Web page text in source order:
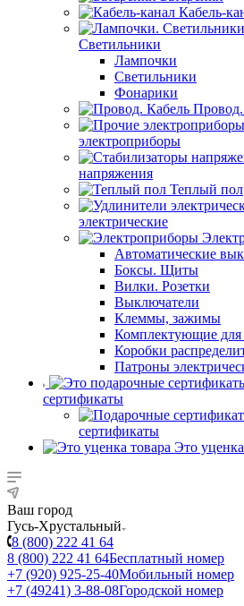
Кабель-
Светильники
Лампочки
Светильники
Фонарики
электроприборы
напряжения
Теплый пол
электрические
Автоматические
Боксы. Щиты
Вилки. Розетки
Выключатели
Клеммы, зажимы
Комплектующие для
Коробки
Патроны
сертификаты
сертификаты
Это
Ваш город
Гусь-Хрустальный
8 (800) 222 41 64
8 (800) 222 41 64Бесплатный номер
+7 (920) 925-25-40Мобильный номер
+7 (49241) 3-88-08Городской номер